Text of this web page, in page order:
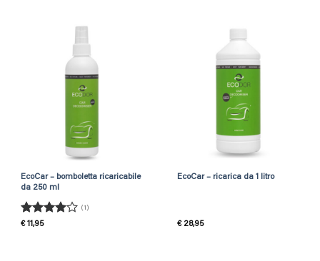
EcoCar – bomboletta ricaricabile
da 250 ml
Rated
(1)
€11,95
EcoCar – ricarica da 1 litro
€28,95